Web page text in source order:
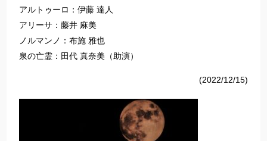
アルトゥーロ：伊藤 達人
アリーサ：藤井 麻美
ノルマンノ：布施 雅也
泉の亡霊：田代 真奈美（助演）
(2022/12/15)